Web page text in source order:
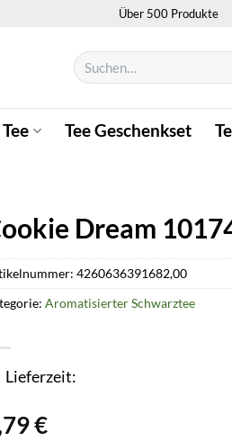
Über 500 Produkte
Suchen
nach:
Tee Tee Geschenkset
Dream
€
Lieferzeit:
4260636391682,00
Aromatisierter Schwarztee